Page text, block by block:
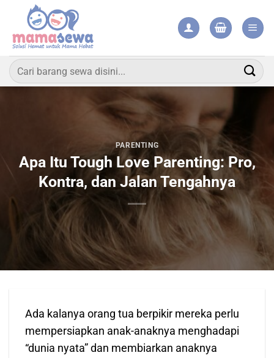
content
Pencarian
untuk:
PARENTING
Apa Itu Tough Love Parenting: Pro,
Kontra, dan Jalan Tengahnya
Ada kalanya orang tua berpikir mereka perlu
mempersiapkan anak-anaknya menghadapi
“dunia nyata” dan membiarkan anaknya